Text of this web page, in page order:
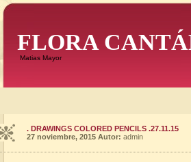
FLORA
Matias Mayor
. DRAWINGS COLORED PENCILS .27.11.15
27 noviembre, 2015 Autor: admin